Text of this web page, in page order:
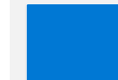
requirements.
clear, step-by-
you how to
within Copilot
coding. This